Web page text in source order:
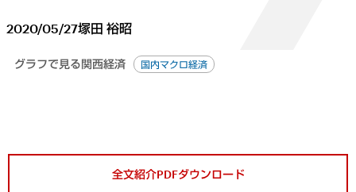
2020/05/27塚田 裕昭
グラフで見る関西経済 国内マクロ経済
全文紹介PDFダウンロード